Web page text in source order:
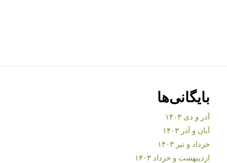
بایگانی‌ها
آذر و دی ۱۴۰۳
آبان و آذر ۱۴۰۳
خرداد و تیر ۱۴۰۳
اردیبهشت و خرداد ۱۴۰۳